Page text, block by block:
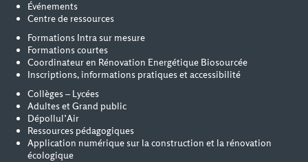
Événements
Centre de ressources
Formations Intra sur mesure
Formations courtes
Coordinateur en Rénovation Energétique Biosourcée
Inscriptions, informations pratiques et accessibilité
Collèges – Lycées
Adultes et Grand public
Dépollul’Air
Ressources pédagogiques
Application numérique sur la construction et la rénovation
écologique